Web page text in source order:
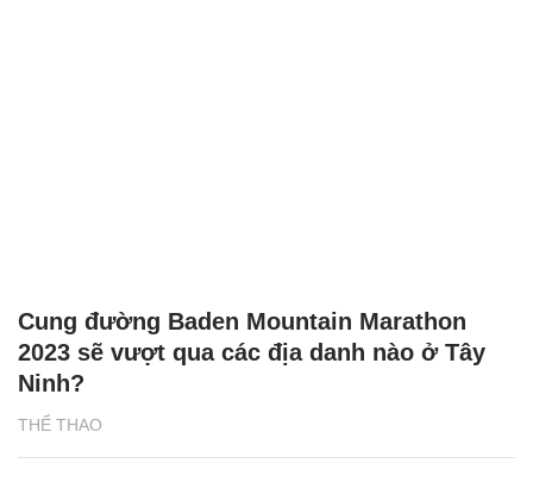
THỂ THAO
Cung đường Baden Mountain Marathon
2023 sẽ vượt qua các địa danh nào ở Tây
Ninh?